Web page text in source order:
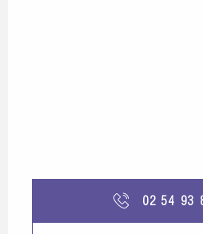
02 54 93